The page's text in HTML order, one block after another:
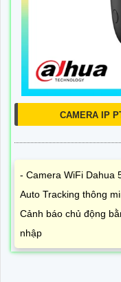
CAMERA IP
- Camera WiFi Dahua
Auto Tracking thông
Cảnh báo chủ động
nhập